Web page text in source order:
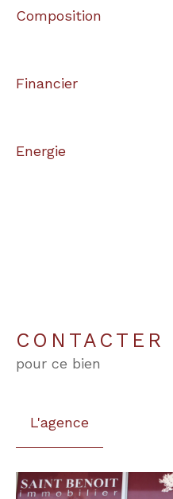
Composition
Financier
Energie
CONTACTER
pour ce bien
L'agence